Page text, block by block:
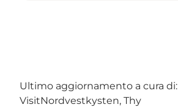
Ultimo aggiornamento a cura di:
VisitNordvestkysten, Thy